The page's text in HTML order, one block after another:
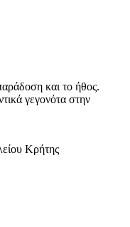
και το ήθος.
γεγονότα στην
Κρήτης